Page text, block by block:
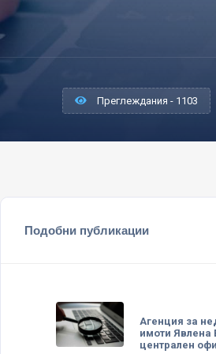
Преглеждания - 1103
Подобни публикации
Агенция за
имоти Явлена
централен